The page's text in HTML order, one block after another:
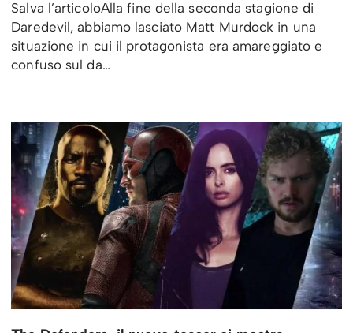
Salva l’articoloAlla fine della seconda stagione di
Daredevil, abbiamo lasciato Matt Murdock in una
situazione in cui il protagonista era amareggiato e
confuso sul da…